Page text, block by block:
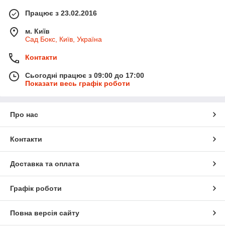
Працює з 23.02.2016
м. Київ
Сад Бокс, Київ, Україна
Контакти
Сьогодні працює з 09:00 до 17:00
Показати весь графік роботи
Про нас
Контакти
Доставка та оплата
Графік роботи
Повна версія сайту